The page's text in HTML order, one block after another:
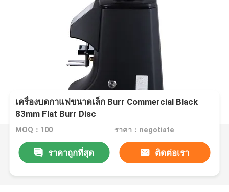
เครื่องบดกาแฟขนาดเล็ก Burr Commercial Black
83mm Flat Burr Disc
MOQ：100 ราคา：negotiate
ราคาถูกที่สุด ติดต่อเรา